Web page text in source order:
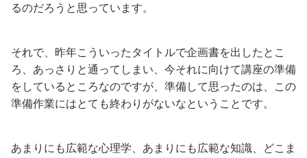
るのだろうと思っています。
それで、昨年こういったタイトルで企画書を出したとこ
ろ、あっさりと通ってしまい、今それに向けて講座の準備
をしているところなのですが、準備して思ったのは、この
準備作業にはとても終わりがないなということです。
あまりにも広範な心理学、あまりにも広範な知識、どこま